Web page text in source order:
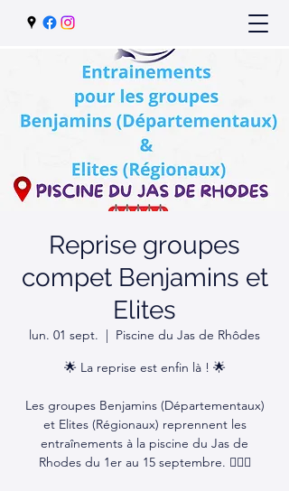
Reprise groupes
compet Benjamins et
Elites
lun. 01 sept.
  |
Piscine du Jas de Rhôdes
🌟 La reprise est enfin là ! 🌟
Les groupes Benjamins (Départementaux)
et Elites (Régionaux) reprennent les
entraînements à la piscine du Jas de
Rhodes du 1er au 15 septembre. 🏊‍♂️💦